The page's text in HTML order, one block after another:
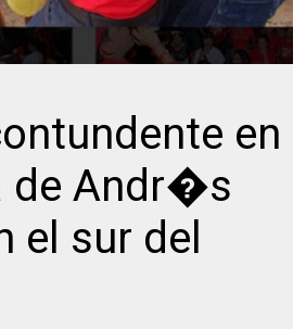
en
de Andr�s
sur del